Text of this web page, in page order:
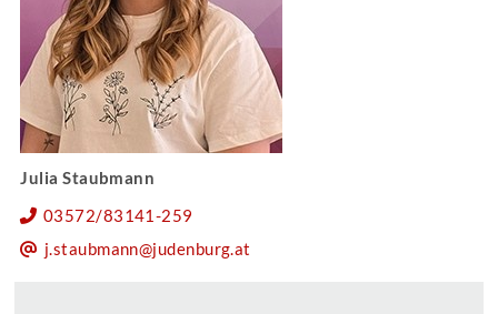
Julia Staubmann
03572/83141-259
j.staubmann@judenburg.at